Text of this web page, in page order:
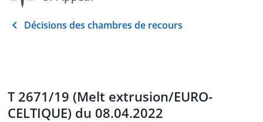
Décisions des chambres de recours
T 2671/19 (Melt extrusion/EURO-
CELTIQUE) du 08.04.2022